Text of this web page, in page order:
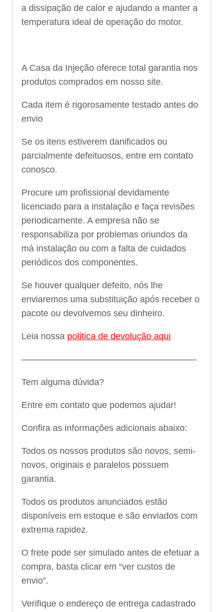
a dissipação de calor e ajudando a manter a
temperatura ideal de operação do motor.
A Casa da Injeção oferece total garantia nos
produtos comprados em nosso site.
Cada item é rigorosamente testado antes do
envio
Se os itens estiverem danificados ou
parcialmente defeituosos, entre em contato
conosco.
Procure um profissional devidamente
licenciado para a instalação e faça revisões
periodicamente. A empresa não se
responsabiliza por problemas oriundos da
má instalação ou com a falta de cuidados
periódicos dos componentes.
Se houver qualquer defeito, nós lhe
enviaremos uma substituição após receber o
pacote ou devolvemos seu dinheiro.
Leia nossa política de devolução aqui
———————————————————–
Tem alguma dúvida?
Entre em contato que podemos ajudar!
Confira as informações adicionais abaixo:
Todos os nossos produtos são novos, semi-
novos, originais e paralelos possuem
garantia.
Todos os produtos anunciados estão
disponíveis em estoque e são enviados com
extrema rapidez.
O frete pode ser simulado antes de efetuar a
compra, basta clicar em “ver custos de
envio”.
Verifique o endereço de entrega cadastrado